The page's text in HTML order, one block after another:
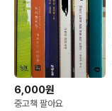
6,000원
중고책 팔아요